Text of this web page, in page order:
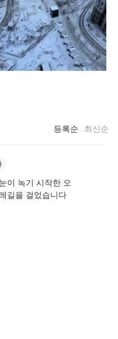
등록순 최신순
이 녹기 시작한 오
길을 걸었습니다